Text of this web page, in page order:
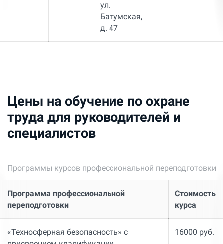
ул.
Батумская,
д. 47
Цены на обучение по охране
труда для руководителей и
специалистов
Программы курсов профессиональной переподготовки
Программа профессиональной
переподготовки
Стоимость
курса
«Техносферная безопасность» с
16000 руб.